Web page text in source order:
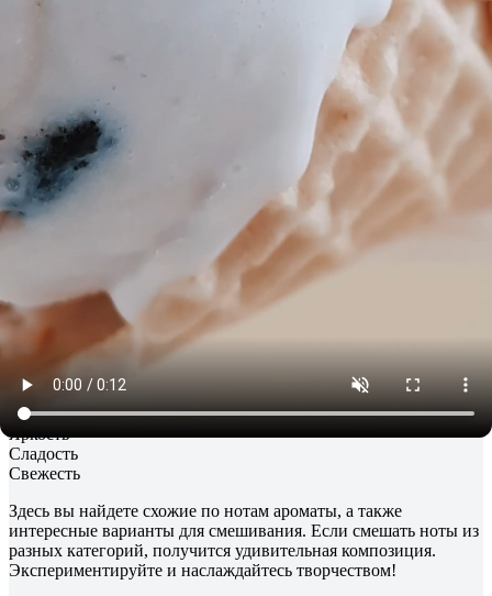
Уникальное сочетание высококачественных натуральных или
синтетических парфюмерных компонентов. Концентрация в
одеколонах составляет 3-7%, что обеспечивает стойкость
аромата на коже от 1,5 до 4 часов и является безопасной для
кожи.
+
Water (Eau, Aqua) [Деионизированная вода]
Деионизированная вода
Мягкая вода высокой степени очистки, не содержит солей. За
счет чистоты вода увеличивает срок хранения парфюмерного
или косметического средства.
Продукты с этим ароматом (4)
товары biblioteka aromatov (1128)
Кондитерские ,
, Мороженое, Сахар, Напитки, Молоко
и сливки
Стойкость
Яркость
Сладость
Свежесть
Здесь вы найдете схожие по нотам ароматы, а также
интересные варианты для смешивания. Если смешать ноты из
разных категорий, получится удивительная композиция.
Экспериментируйте и наслаждайтесь творчеством!